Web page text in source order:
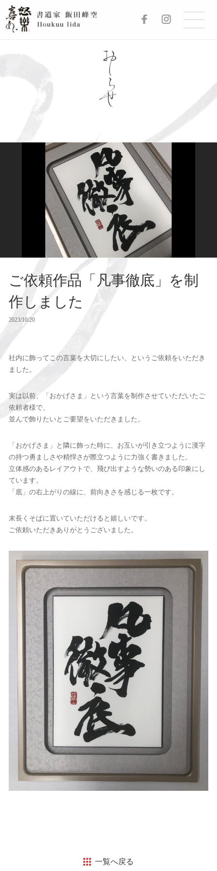
ご依頼作品「凡事徹底」を制
作しました
2023/10/20
社内に飾ってこの言葉を大切にしたい、というご依頼をいただき
ました。
実は以前、「おかげさま」という言葉を制作させていただいたご
依頼者様で、
並んで飾りたいとご要望をいただきました。
「おかげさま」と隣に飾った時に、お互いが引き立つように漢字
の持つ勇ましさや精悍さが際立つように力強く書きました。
立体感のあるレイアウトで、飛び出すような勢いのある印象にし
ています。
「底」の右上がりの線に、前向きさを感じる一枚です。
末長くそばに置いていただけると嬉しいです。
ご依頼いただきありがとうございました。
一覧へ戻る